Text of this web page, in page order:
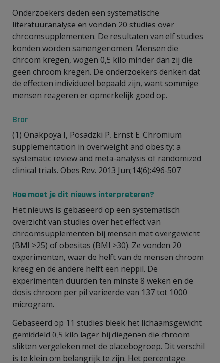
Onderzoekers deden een systematische
literatuuranalyse en vonden 20 studies over
chroomsupplementen. De resultaten van elf studies
konden worden samengenomen. Mensen die
chroom kregen, wogen 0,5 kilo minder dan zij die
geen chroom kregen. De onderzoekers denken dat
de effecten individueel bepaald zijn, want sommige
mensen reageren er opmerkelijk goed op.
Bron
(1) Onakpoya I, Posadzki P, Ernst E. Chromium
supplementation in overweight and obesity: a
systematic review and meta-analysis of randomized
clinical trials. Obes Rev. 2013 Jun;14(6):496-507
Hoe moet je dit nieuws interpreteren?
Het nieuws is gebaseerd op een systematisch
overzicht van studies over het effect van
chroomsupplementen bij mensen met overgewicht
(BMI >25) of obesitas (BMI >30). Ze vonden 20
experimenten, waar de helft van de mensen chroom
kreeg en de andere helft een neppil. De
experimenten duurden ten minste 8 weken en de
dosis chroom per pil varieerde van 137 tot 1000
microgram.
Gebaseerd op 11 studies bleek het lichaamsgewicht
gemiddeld 0,5 kilo lager bij diegenen die chroom
slikten vergeleken met de placebogroep. Dit verschil
is te klein om belangrijk te zijn. Het percentage